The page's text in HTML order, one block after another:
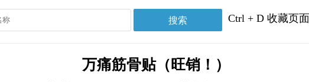
Ctrl + D 收藏页面
万痛筋骨贴（旺销！）